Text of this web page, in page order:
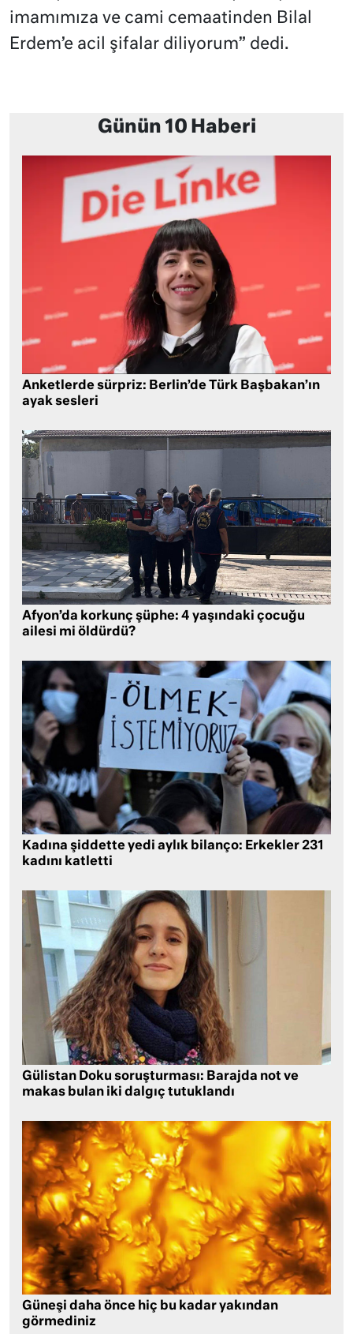
imamımıza ve cami cemaatinden Bilal
Erdem’e acil şifalar diliyorum” dedi.
Günün 10 Haberi
Anketlerde sürpriz: Berlin’de Türk Başbakan’ın
ayak sesleri
Afyon’da korkunç şüphe: 4 yaşındaki çocuğu
ailesi mi öldürdü?
Kadına şiddette yedi aylık bilanço: Erkekler 231
kadını katletti
Gülistan Doku soruşturması: Barajda not ve
makas bulan iki dalgıç tutuklandı
Güneşi daha önce hiç bu kadar yakından
görmediniz